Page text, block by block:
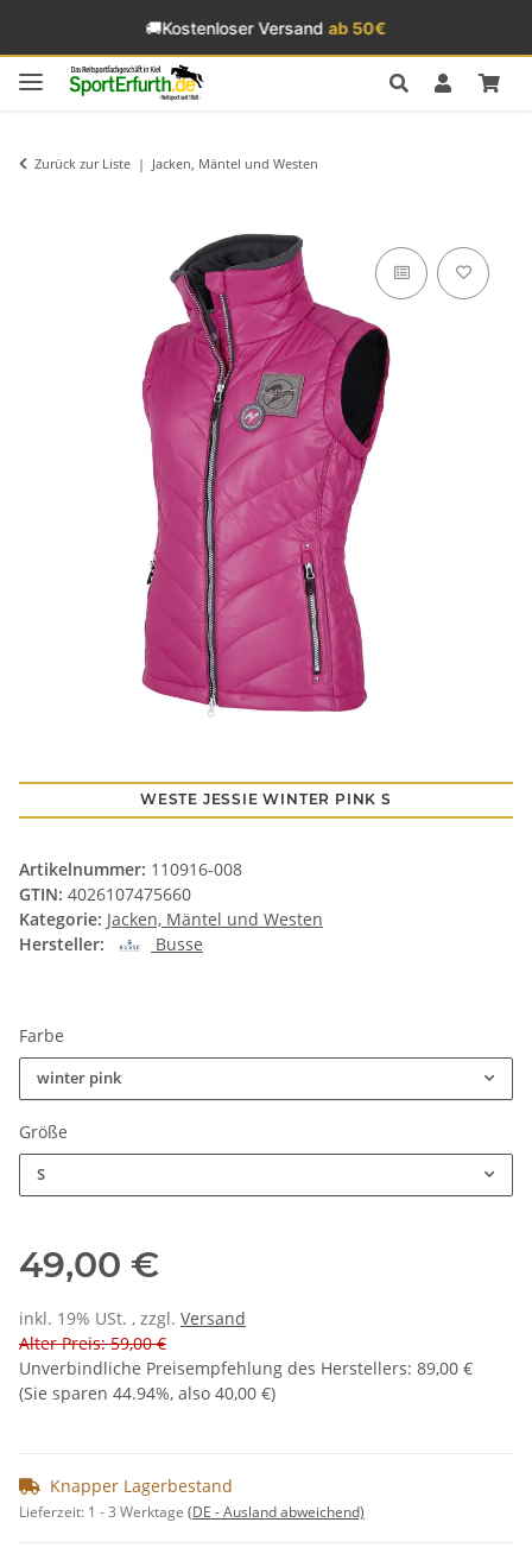
🚚Kostenloser Versandab 50€
Zurück zur Liste Jacken, Mäntel und Westen
WESTE JESSIE WINTER PINK S
Artikelnummer: 110916-008
GTIN: 4026107475660
Kategorie: Jacken, Mäntel und Westen
Hersteller:
Busse
Farbe
winter pink
Größe
S
49,00 €
inkl. 19% USt. , zzgl. Versand
Alter Preis: 59,00 €
Unverbindliche Preisempfehlung des Herstellers: 89,00 €
(Sie sparen 44.94%, also 40,00 €)
Knapper Lagerbestand
Lieferzeit: 1 - 3 Werktage (DE - Ausland abweichend)